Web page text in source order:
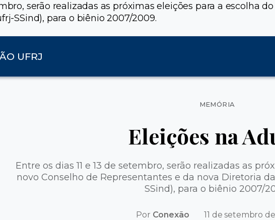
serão realizadas as próximas eleições para a escolha
SSind), para o biênio 2007/2009.
UFRJ
Categorias
MEMÓRIA
Eleições na
Entre os dias 11 e 13 de setembro, serão realizadas as
novo Conselho de Representantes e da nova Diretoria
SSind), para o biênio 2007/
Por Conexão 11 de setembro